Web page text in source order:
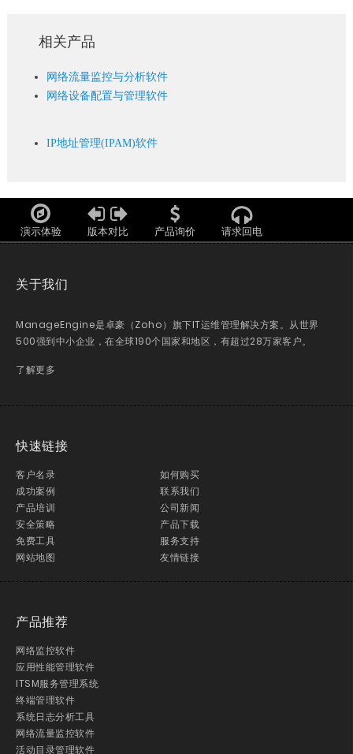
相关产品
网络流量监控与分析软件
网络设备配置与管理软件
IP地址管理(IPAM)软件
演示体验 版本对比 产品询价 请求回电
关于我们
ManageEngine是卓豪（Zoho）旗下IT运维管理解决方案。从世界
500强到中小企业，在全球190个国家和地区，有超过28万家客户。
了解更多
快速链接
客户名录
成功案例
产品培训
安全策略
免费工具
网站地图
如何购买
联系我们
公司新闻
产品下载
服务支持
友情链接
产品推荐
网络监控软件
应用性能管理软件
ITSM服务管理系统
终端管理软件
系统日志分析工具
网络流量监控软件
活动目录管理软件